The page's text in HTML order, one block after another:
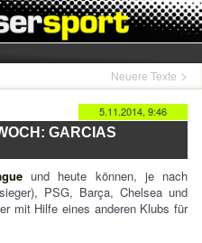
Neuere Texte
5.11.2014, 9:46
GARCIAS
und heute können, je nach
PSG, Barça, Chelsea und
mit Hilfe eines anderen Klubs für